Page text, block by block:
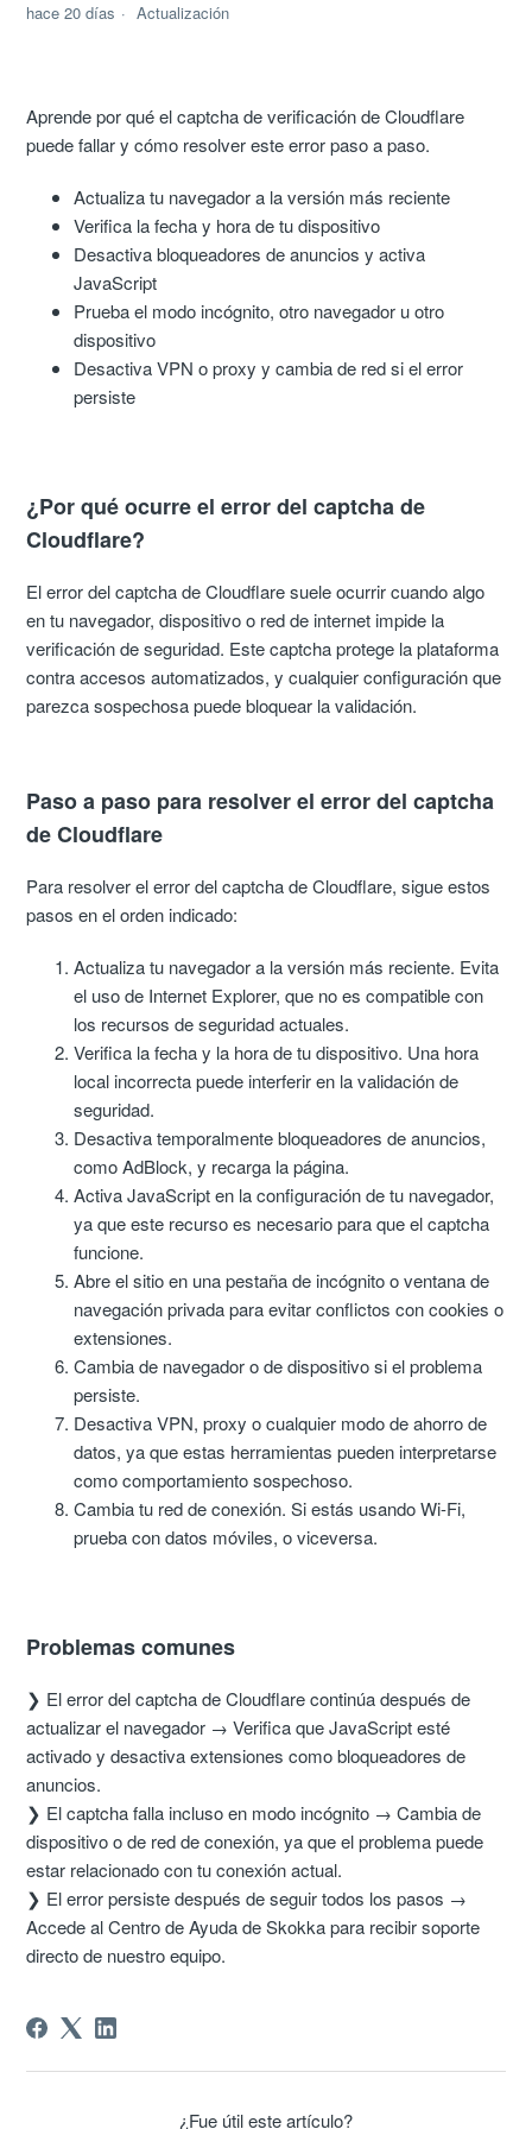
hace 20 días Actualización
Aprende por qué el captcha de verificación de Cloudflare
puede fallar y cómo resolver este error paso a paso.
Actualiza tu navegador a la versión más reciente
Verifica la fecha y hora de tu dispositivo
Desactiva bloqueadores de anuncios y activa
JavaScript
Prueba el modo incógnito, otro navegador u otro
dispositivo
Desactiva VPN o proxy y cambia de red si el error
persiste
¿Por qué ocurre el error del captcha de
Cloudflare?
El error del captcha de Cloudflare suele ocurrir cuando algo
en tu navegador, dispositivo o red de internet impide la
verificación de seguridad. Este captcha protege la plataforma
contra accesos automatizados, y cualquier configuración que
parezca sospechosa puede bloquear la validación.
Paso a paso para resolver el error del captcha
de Cloudflare
Para resolver el error del captcha de Cloudflare, sigue estos
pasos en el orden indicado:
Actualiza tu navegador a la versión más reciente. Evita
el uso de Internet Explorer, que no es compatible con
los recursos de seguridad actuales.
Verifica la fecha y la hora de tu dispositivo. Una hora
local incorrecta puede interferir en la validación de
seguridad.
Desactiva temporalmente bloqueadores de anuncios,
como AdBlock, y recarga la página.
Activa JavaScript en la configuración de tu navegador,
ya que este recurso es necesario para que el captcha
funcione.
Abre el sitio en una pestaña de incógnito o ventana de
navegación privada para evitar conflictos con cookies o
extensiones.
Cambia de navegador o de dispositivo si el problema
persiste.
Desactiva VPN, proxy o cualquier modo de ahorro de
datos, ya que estas herramientas pueden interpretarse
como comportamiento sospechoso.
Cambia tu red de conexión. Si estás usando Wi-Fi,
prueba con datos móviles, o viceversa.
Problemas comunes
❯ El error del captcha de Cloudflare continúa después de
actualizar el navegador → Verifica que JavaScript esté
activado y desactiva extensiones como bloqueadores de
anuncios.
❯ El captcha falla incluso en modo incógnito → Cambia de
dispositivo o de red de conexión, ya que el problema puede
estar relacionado con tu conexión actual.
❯ El error persiste después de seguir todos los pasos →
Accede al Centro de Ayuda de Skokka para recibir soporte
directo de nuestro equipo.
¿Fue útil este artículo?